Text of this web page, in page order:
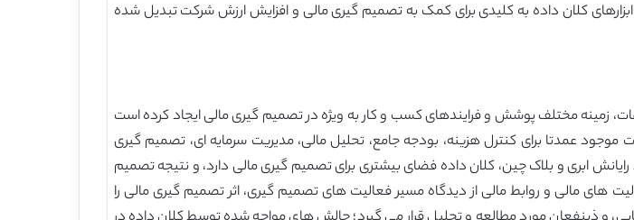
کلان داده به کلیدی برای کمک به تصمیم گیری مالی و افزایش ارزش شرکت تبدیل شده
زمینه مختلف پوشش و فرایندهای کسب و کار به ویژه در تصمیم گیری مالی ایجاد کرده است
است [7]. کلان داده از تحقیق ادبیات موجود عمدتا برای کنترل هزینه، بودجه جامع، تحلیل مالی، مدیریت سرمایه ای، تصمیم گیری
ابری و بلاک چین، کلان داده فضای بیشتری برای تصمیم گیری مالی دارد، و نتیجه تصمیم
خواهد بود [8]. تاثیر کلان داده بر فعالیت های مالی و روابط مالی از دیدگاه مسیر فعالیت های تصمیم گیری، اثر تصمیم گیری مالی را